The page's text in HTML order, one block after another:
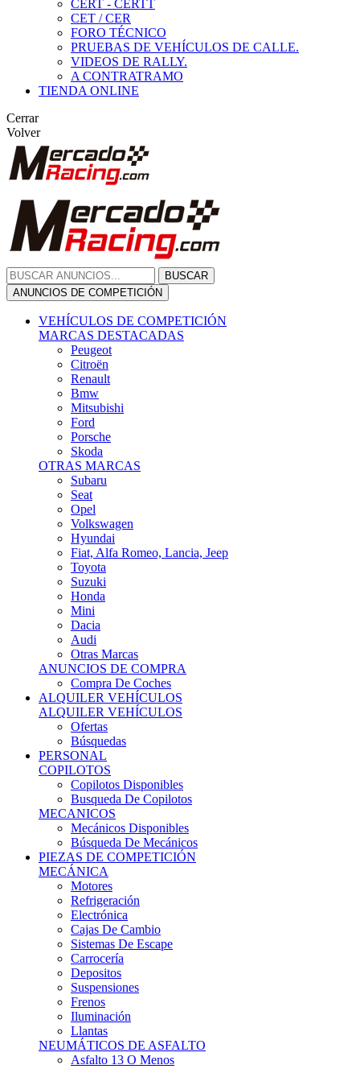
CERT - CERTT
CET / CER
FORO TÉCNICO
PRUEBAS DE VEHÍCULOS DE CALLE.
VIDEOS DE RALLY.
A CONTRATRAMO
TIENDA ONLINE
Cerrar
Volver
BUSCAR
ANUNCIOS DE COMPETICIÓN
VEHÍCULOS DE COMPETICIÓN
MARCAS DESTACADAS
Peugeot
Citroën
Renault
Bmw
Mitsubishi
Ford
Porsche
Skoda
OTRAS MARCAS
Subaru
Seat
Opel
Volkswagen
Hyundai
Fiat, Alfa Romeo, Lancia, Jeep
Toyota
Suzuki
Honda
Mini
Dacia
Audi
Otras Marcas
ANUNCIOS DE COMPRA
Compra De Coches
ALQUILER VEHÍCULOS
ALQUILER VEHÍCULOS
Ofertas
Búsquedas
PERSONAL
COPILOTOS
Copilotos Disponibles
Busqueda De Copilotos
MECANICOS
Mecánicos Disponibles
Búsqueda De Mecánicos
PIEZAS DE COMPETICIÓN
MECÁNICA
Motores
Refrigeración
Electrónica
Cajas De Cambio
Sistemas De Escape
Carrocería
Depositos
Suspensiones
Frenos
Iluminación
Llantas
NEUMÁTICOS DE ASFALTO
Asfalto 13 O Menos